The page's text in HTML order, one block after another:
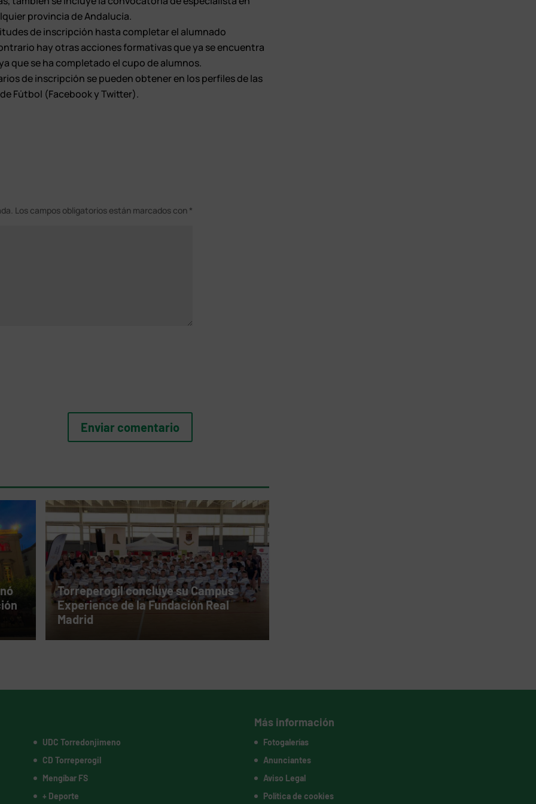
provincia de Andalucía.
de inscripción hasta completar el alumnado
hay otras acciones formativas que ya se encuentra
que se ha completado el cupo de alumnos.
de inscripción se pueden obtener en los perfiles de las
Fútbol (Facebook y Twitter).
Los campos obligatorios están marcados con *
Torreperogil concluye su Campus
Experience de la Fundación Real
Madrid
UDC Torredonjimeno
CD Torreperogil
Mengíbar FS
+ Deporte
Más información
Fotogalerías
Anunciantes
Aviso Legal
Política de cookies